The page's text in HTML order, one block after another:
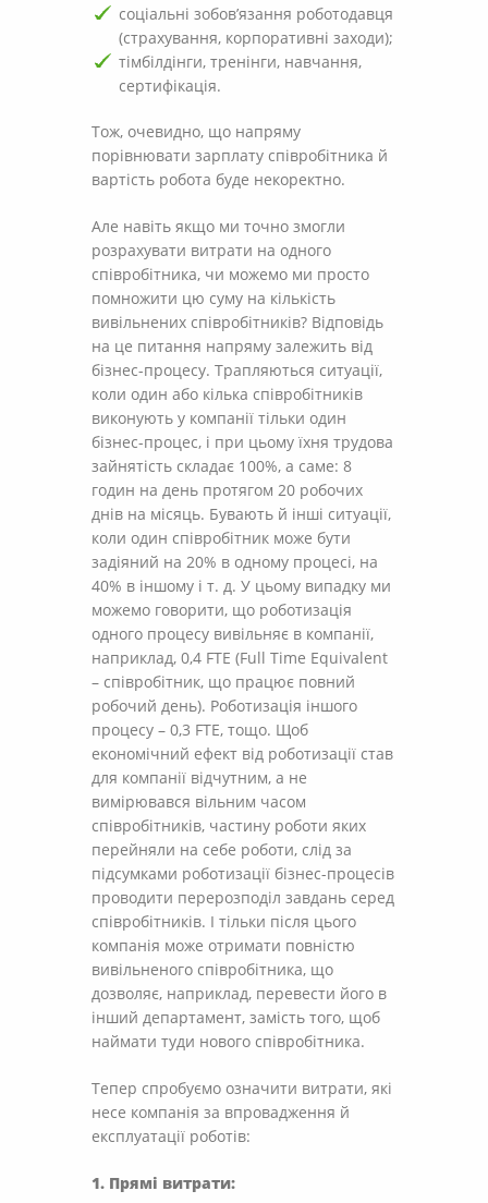
соціальні зобов’язання роботодавця
(страхування, корпоративні заходи);
тімбілдінги, тренінги, навчання,
сертифікація.
Тож, очевидно, що напряму
порівнювати зарплату співробітника й
вартість робота буде некоректно.
Але навіть якщо ми точно змогли
розрахувати витрати на одного
співробітника, чи можемо ми просто
помножити цю суму на кількість
вивільнених співробітників? Відповідь
на це питання напряму залежить від
бізнес-процесу. Трапляються ситуації,
коли один або кілька співробітників
виконують у компанії тільки один
бізнес-процес, і при цьому їхня трудова
зайнятість складає 100%, а саме: 8
годин на день протягом 20 робочих
днів на місяць. Бувають й інші ситуації,
коли один співробітник може бути
задіяний на 20% в одному процесі, на
40% в іншому і т. д. У цьому випадку ми
можемо говорити, що роботизація
одного процесу вивільняє в компанії,
наприклад, 0,4 FTE (Full Time Equivalent
– співробітник, що працює повний
робочий день). Роботизація іншого
процесу – 0,3 FTE, тощо. Щоб
економічний ефект від роботизації став
для компанії відчутним, а не
вимірювався вільним часом
співробітників, частину роботи яких
перейняли на себе роботи, слід за
підсумками роботизації бізнес-процесів
проводити перерозподіл завдань серед
співробітників. І тільки після цього
компанія може отримати повністю
вивільненого співробітника, що
дозволяє, наприклад, перевести його в
інший департамент, замість того, щоб
наймати туди нового співробітника.
Тепер спробуємо означити витрати, які
несе компанія за впровадження й
експлуатації роботів:
1. Прямі витрати: